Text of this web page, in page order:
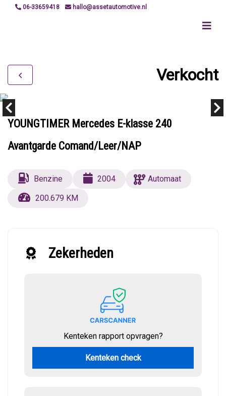
06-33659418 hallo@assetautomotive.nl
Verkocht
YOUNGTIMER Mercedes E-klasse 240
Avantgarde Comand/Leer/NAP
Benzine 2004
Automaat
200.679 KM
Zekerheden
Kenteken rapport opvragen?
Kenteken check